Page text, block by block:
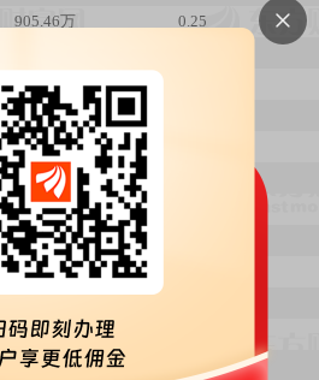
905.46万 0.25
1145.92万
1405.28万
1293.29万
937.72万
1171.40万
862.48万
1250.28万
1208.95万
1260.46万